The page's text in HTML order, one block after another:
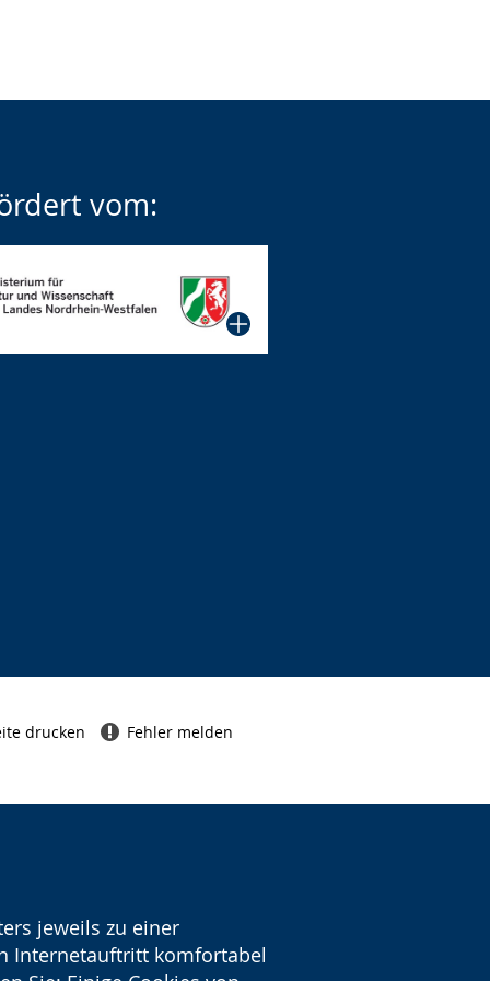
jeweils zu einer
Internetauftritt komfortabel
vom:
drucken Fehler melden